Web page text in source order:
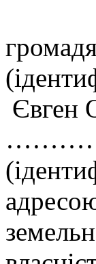
До
Євген